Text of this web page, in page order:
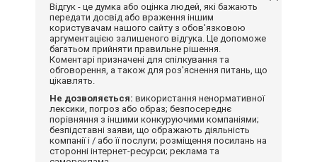
Відгук - це думка або оцінка людей, які бажають
передати досвід або враження іншим
користувачам нашого сайту з обов'язковою
аргументацією залишеного відгука. Це допоможе
багатьом прийняти правильне рішення.
Коментарі призначені для спілкування та
обговорення, а також для роз'яснення питань, що
цікавлять.
Не дозволяється: використання ненормативної
лексики, погроз або образ; безпосереднє
порівняння з іншими конкуруючими компаніями;
безпідставні заяви, що ображають діяльність
компанії і / або її послуги; розміщення посилань на
сторонні інтернет-ресурси; реклама та